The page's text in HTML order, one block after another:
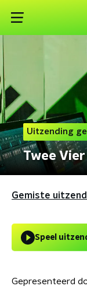
Uitzending
Twee Vier
Gemiste
Speel
Gepresenteerd